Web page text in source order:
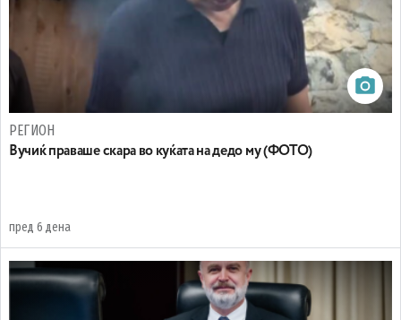
РЕГИОН
Вучиќ праваше скара во куќата на дедо му (ФОТО)
пред 6 дена